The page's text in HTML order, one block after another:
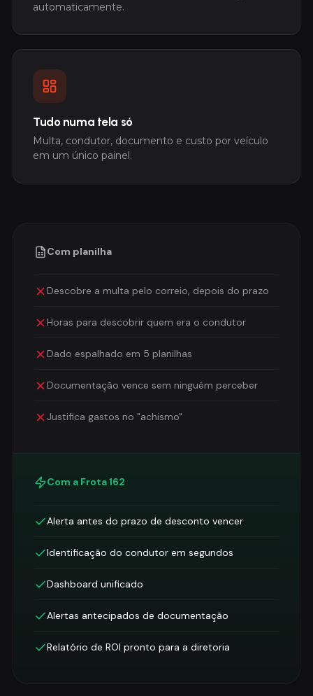
automaticamente.
Tudo numa tela só
Multa, condutor, documento e custo por veículo
em um único painel.
Com planilha
Descobre a multa pelo correio, depois do prazo
Horas para descobrir quem era o condutor
Dado espalhado em 5 planilhas
Documentação vence sem ninguém perceber
Justifica gastos no "achismo"
Com a Frota 162
Alerta antes do prazo de desconto vencer
Identificação do condutor em segundos
Dashboard unificado
Alertas antecipados de documentação
Relatório de ROI pronto para a diretoria